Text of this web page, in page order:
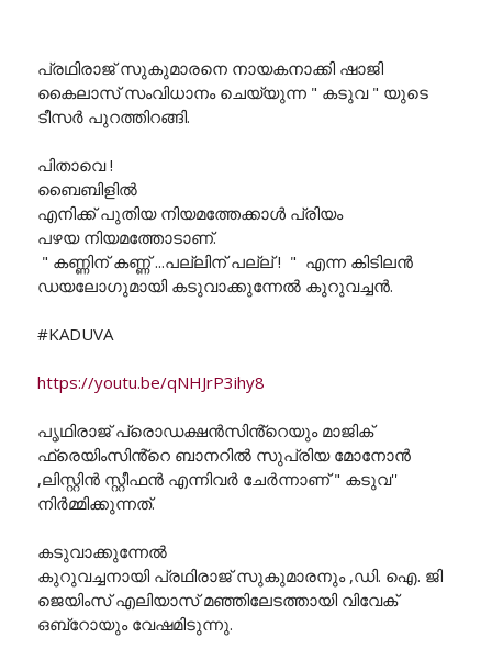
പ്രഥിരാജ് സുകുമാരനെ നായകനാക്കി ഷാജി
കൈലാസ് സംവിധാനം ചെയ്യുന്ന " കടുവ " യുടെ
ടീസർ പുറത്തിറങ്ങി.
പിതാവെ !
ബൈബിളിൽ
എനിക്ക് പുതിയ നിയമത്തേക്കാൾ പ്രിയം
പഴയ നിയമത്തോടാണ്.
" കണ്ണിന് കണ്ണ് ...പല്ലിന് പല്ല് ! " എന്ന കിടിലൻ
ഡയലോഗുമായി കടുവാക്കുന്നേൽ കുറുവച്ചൻ.
#KADUVA
https://youtu.be/qNHJrP3ihy8
പൃഥിരാജ് പ്രൊഡക്ഷൻസിൻ്റെയും മാജിക്
ഫ്രെയിംസിൻ്റെ ബാനറിൽ സുപ്രിയ മോനോൻ
,ലിസ്റ്റിൻ സ്റ്റീഫൻ എന്നിവർ ചേർന്നാണ് " കടുവ''
നിർമ്മിക്കുന്നത്.
കടുവാക്കുന്നേൽ
കുറുവച്ചനായി പ്രഥിരാജ് സുകുമാരനും ,ഡി. ഐ. ജി
ജെയിംസ് എലിയാസ് മഞ്ഞിലേടത്തായി വിവേക്
ഒബ്റോയും വേഷമിടുന്നു.